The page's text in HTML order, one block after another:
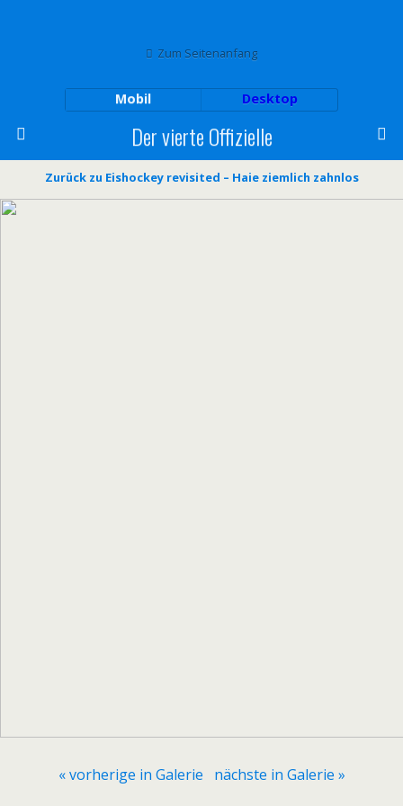
Zum Seitenanfang
Mobil Desktop
Der vierte Offizielle
Zurück zu Eishockey revisited – Haie ziemlich zahnlos
« vorherige in Galerie nächste in Galerie »